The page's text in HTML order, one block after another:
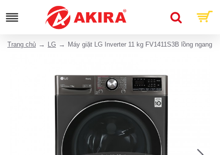
Trang chủ LG Máy giặt LG Inverter 11 kg FV1411S3B lồng ngang